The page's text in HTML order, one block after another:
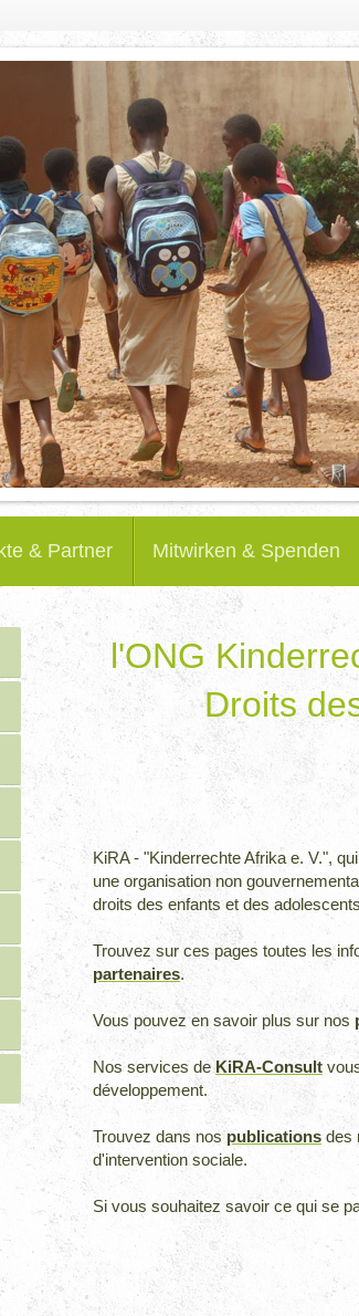
& Partner Mitwirken & Spenden
l'ONG
Droits
KiRA - "Kinderrechte Afrika e. V.",
une organisation non
droits des enfants et des
Trouvez sur ces pages toutes les
partenaires.
Vous pouvez en savoir plus sur nos
Nos services de KiRA-Consult
développement.
Trouvez dans nos publications des
d'intervention sociale.
Si vous souhaitez savoir ce qui se